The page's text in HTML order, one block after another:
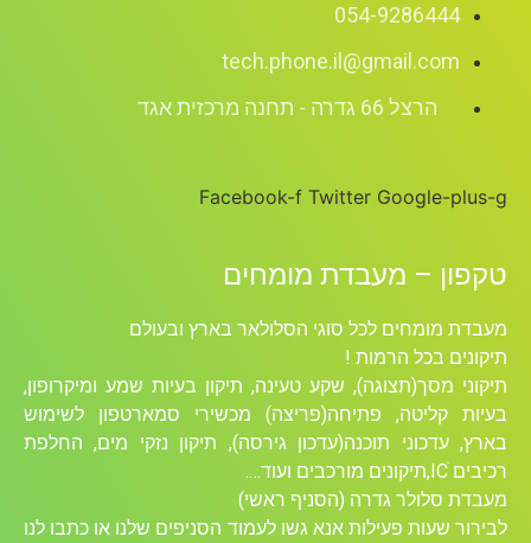
054-9286444
tech.phone.il@gmail.com
הרצל 66 גדרה - תחנה מרכזית אגד
Facebook-f Twitter Google-plus-g
טקפון – מעבדת מומחים
מעבדת מומחים לכל סוגי הסלולאר בארץ ובעולם
תיקונים בכל הרמות !
תיקוני מסך(תצוגה), שקע טעינה, תיקון בעיות שמע ומיקרופון,
בעיות קליטה, פתיחה(פריצה) מכשירי סמארטפון לשימוש
בארץ, עדכוני תוכנה(עדכון גירסה), תיקון נזקי מים, החלפת
רכיבים ICׁ,תיקונים מורכבים ועוד….
מעבדת סלולר גדרה (הסניף ראשי)
לבירור שעות פעילות אנא גשו לעמוד הסניפים שלנו או כתבו לנו